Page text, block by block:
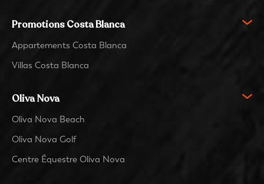
Promotions Costa Blanca
Appartements Costa Blanca
Villas Costa Blanca
Oliva Nova
Oliva Nova Beach
Oliva Nova Golf
Centre Équestre Oliva Nova